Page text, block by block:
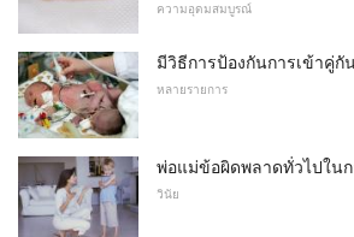
ความอุดมสมบูรณ์
มีวิธีการป้องกันการเข้าคู่กั
หลายรายการ
พ่อแม่ข้อผิดพลาดทั่วไปในก
วินัย